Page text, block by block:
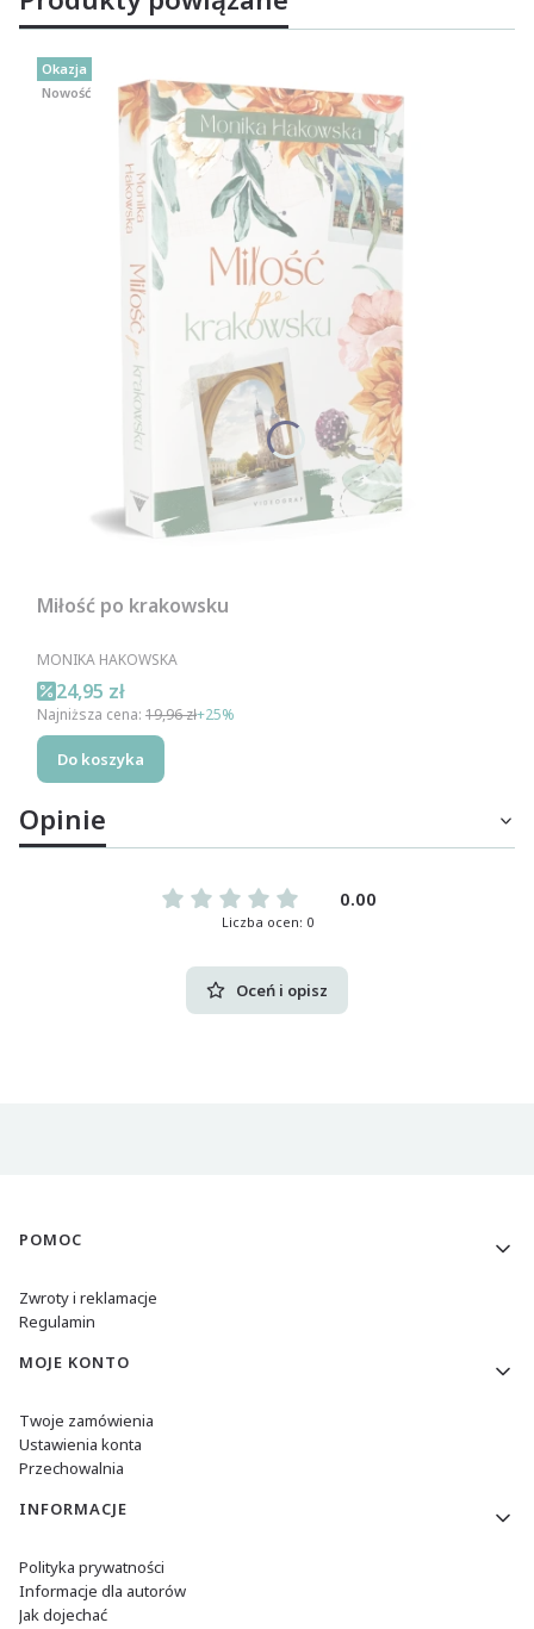
Okazja
Nowość
Miłość po krakowsku
PRODUCENT
MONIKA HAKOWSKA
Cena promocyjna
24,95 zł
Najniższa cena: 19,96 zł+25%
Do koszyka
Opinie
0.00
Liczba ocen: 0
Oceń i opisz
Linki w stopce
POMOC
Zwroty i reklamacje
Regulamin
MOJE KONTO
Twoje zamówienia
Ustawienia konta
Przechowalnia
INFORMACJE
Polityka prywatności
Informacje dla autorów
Jak dojechać